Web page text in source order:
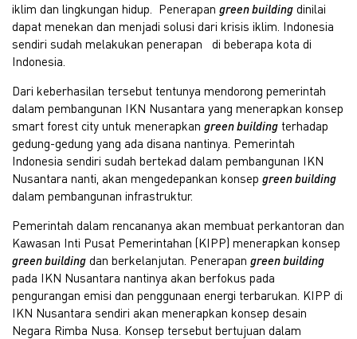
iklim dan lingkungan hidup. Penerapan green building dinilai
dapat menekan dan menjadi solusi dari krisis iklim. Indonesia
sendiri sudah melakukan penerapan di beberapa kota di
Indonesia.
Dari keberhasilan tersebut tentunya mendorong pemerintah
dalam pembangunan IKN Nusantara yang menerapkan konsep
smart forest city untuk menerapkan green building terhadap
gedung-gedung yang ada disana nantinya. Pemerintah
Indonesia sendiri sudah bertekad dalam pembangunan IKN
Nusantara nanti, akan mengedepankan konsep green building
dalam pembangunan infrastruktur.
Pemerintah dalam rencananya akan membuat perkantoran dan
Kawasan Inti Pusat Pemerintahan (KIPP) menerapkan konsep
green building dan berkelanjutan. Penerapan green building
pada IKN Nusantara nantinya akan berfokus pada
pengurangan emisi dan penggunaan energi terbarukan. KIPP di
IKN Nusantara sendiri akan menerapkan konsep desain
Negara Rimba Nusa. Konsep tersebut bertujuan dalam